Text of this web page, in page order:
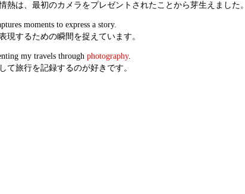
熱は、最初のカメラをプレゼントされたことから芽生えました。
moments to express a story.
現するための瞬間を捉えています。
my travels through photography.
て旅行を記録するのが好きです。